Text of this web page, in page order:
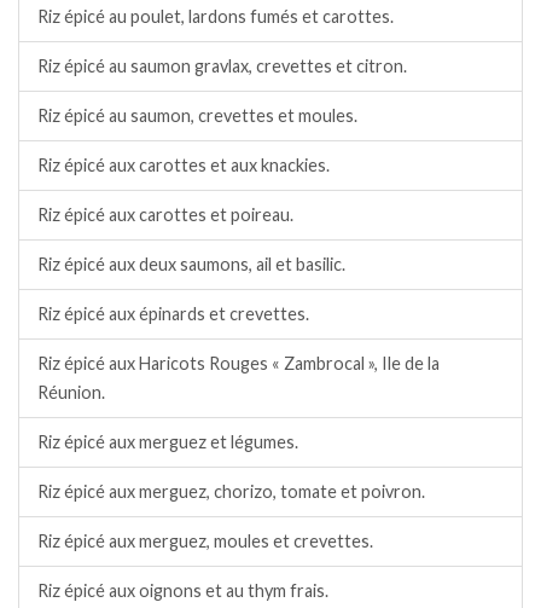
Riz épicé au poulet, lardons fumés et carottes.
Riz épicé au saumon gravlax, crevettes et citron.
Riz épicé au saumon, crevettes et moules.
Riz épicé aux carottes et aux knackies.
Riz épicé aux carottes et poireau.
Riz épicé aux deux saumons, ail et basilic.
Riz épicé aux épinards et crevettes.
Riz épicé aux Haricots Rouges « Zambrocal », Ile de la
Réunion.
Riz épicé aux merguez et légumes.
Riz épicé aux merguez, chorizo, tomate et poivron.
Riz épicé aux merguez, moules et crevettes.
Riz épicé aux oignons et au thym frais.